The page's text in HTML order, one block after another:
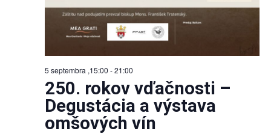
5 septembra ,15:00 -21:00
250. rokov vďačnosti –
Degustácia a výstava
omšových vín